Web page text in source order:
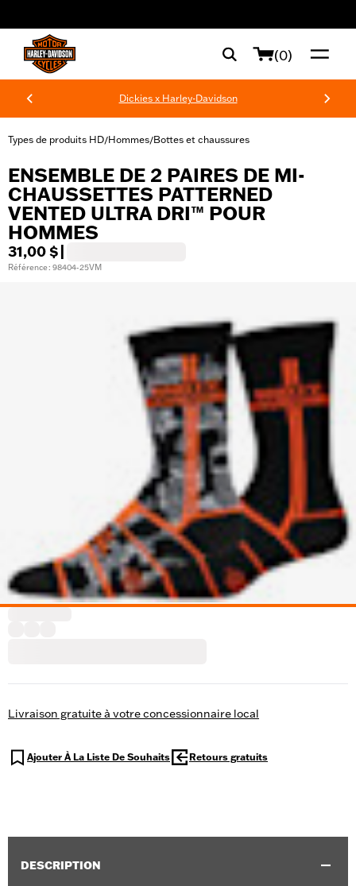
(0)
Dickies x Harley-Davidson
Types de produits HD/Hommes/Bottes et chaussures
ENSEMBLE DE 2 PAIRES DE MI-
CHAUSSETTES PATTERNED
VENTED ULTRA DRI™ POUR
HOMMES
31,00 $
Référence : 98404-25VM
Livraison gratuite à votre concessionnaire local
Ajouter À La Liste De Souhaits Retours gratuits
DESCRIPTION